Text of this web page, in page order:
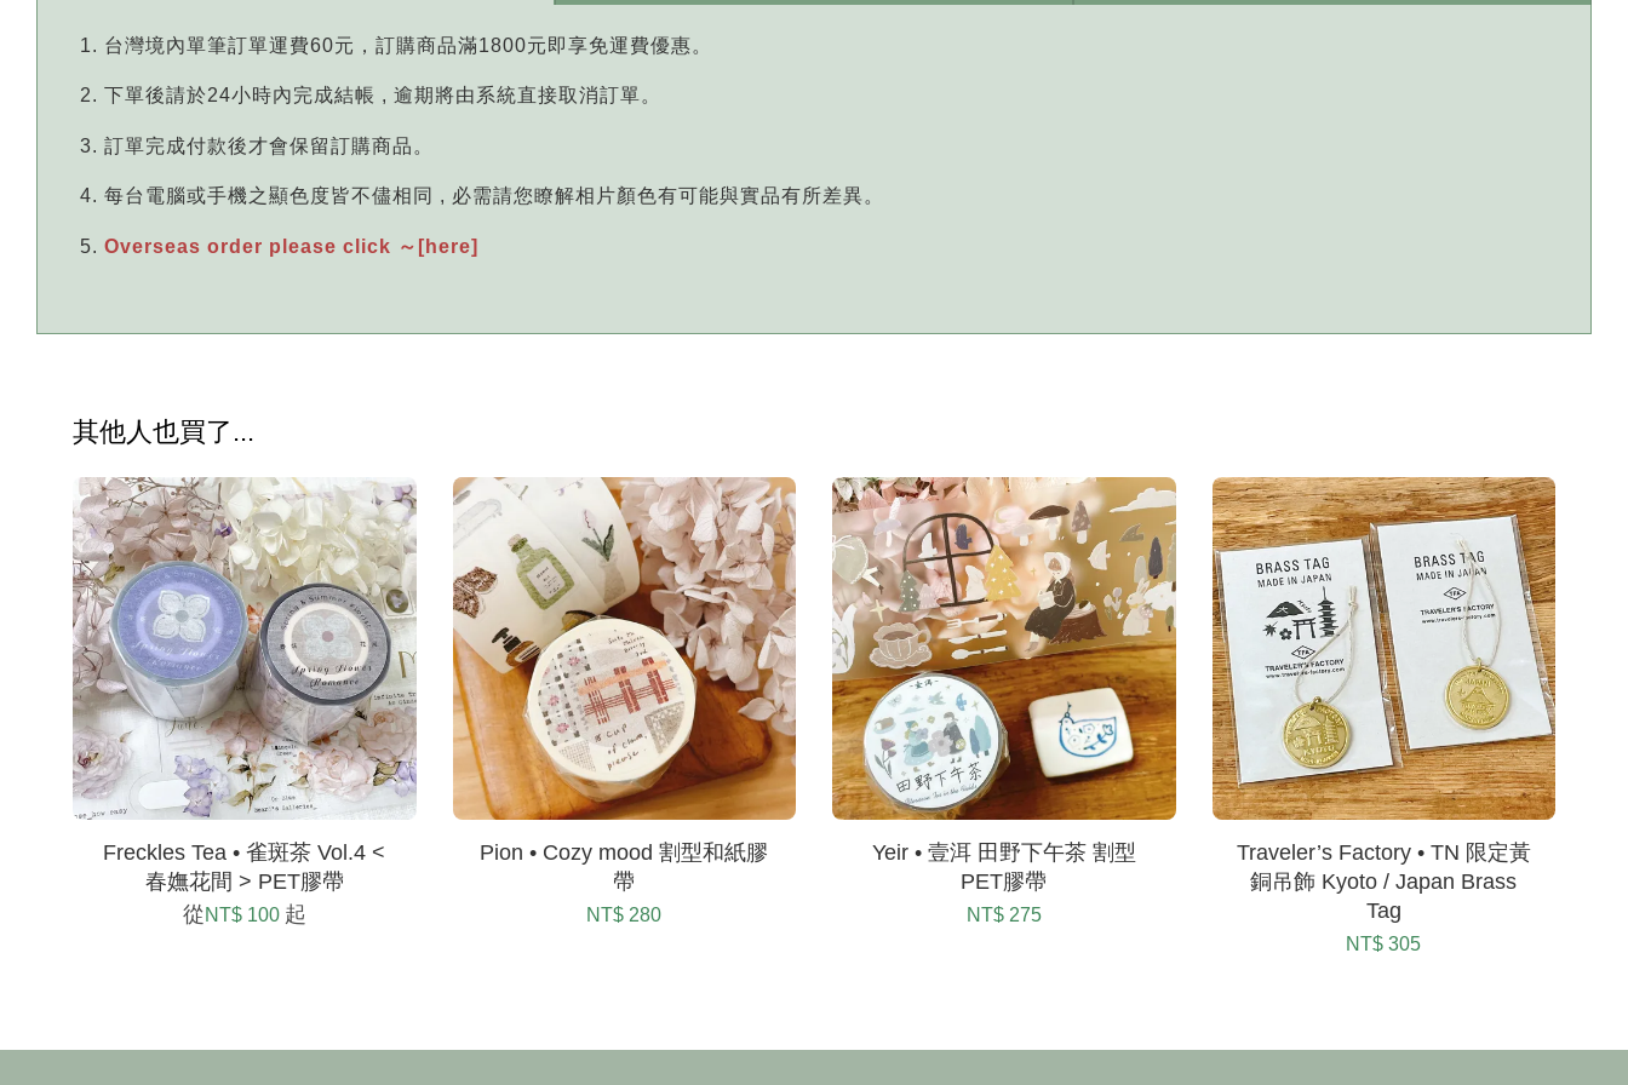
台灣境內單筆訂單運費60元，訂購商品滿1800元即享免運費優惠。
下單後請於24小時內完成結帳 , 逾期將由系統直接取消訂單。
訂單完成付款後才會保留訂購商品。
每台電腦或手機之顯色度皆不儘相同 , 必需請您瞭解相片顏色有可能與實品有所差異。
Overseas order please click ～[here]
其他人也買了...
Freckles Tea • 雀斑茶 Vol.4 <
春嫵花間 > PET膠帶
從NT$ 100 起
Pion • Cozy mood 割型和紙膠
帶
NT$ 280
Yeir • 壹洱 田野下午茶 割型
PET膠帶
NT$ 275
Traveler’s Factory • TN 限定黃
銅吊飾 Kyoto / Japan Brass
Tag
NT$ 305